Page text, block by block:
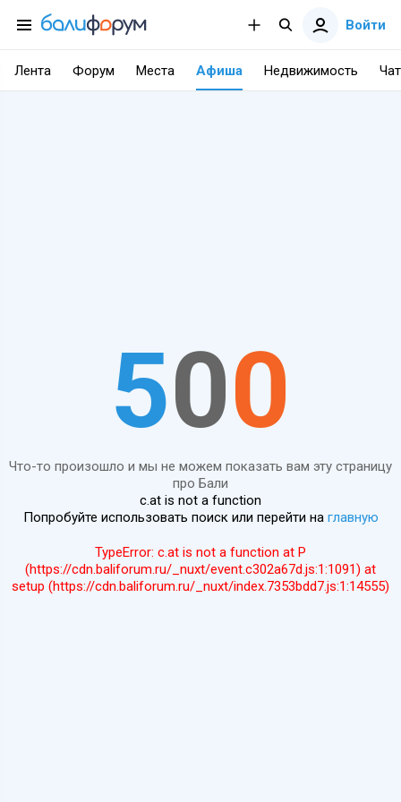
Войти
Лента Форум Места Афиша Недвижимость Чат
500
Что-то произошло и мы не можем показать вам эту страницу
про Бали
c.at is not a function
Попробуйте использовать поиск или перейти на главную
TypeError: c.at is not a function at P
(https://cdn.baliforum.ru/_nuxt/event.c302a67d.js:1:1091) at
setup (https://cdn.baliforum.ru/_nuxt/index.7353bdd7.js:1:14555)